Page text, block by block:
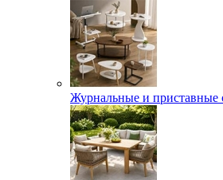
Журнальные и приставные